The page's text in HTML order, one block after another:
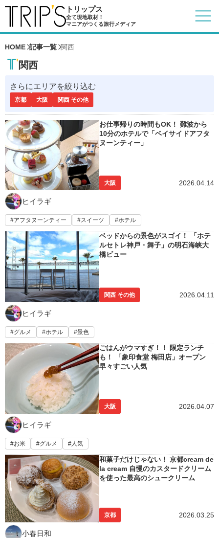
トリップス
全て現地取材！
マニアがつくる旅行メディア
HOME 記事一覧 関西
関西
さらにエリアを絞り込む
京都 大阪 関西 その他
お仕事帰りの時間もOK！ 難波から
10分のホテルで「ベイサイドアフタ
ヌーンティー」
大阪 2026.04.14
ヒイラギ
アフタヌーンティー スイーツ ホテル
ベッドからの景色がスゴイ！ 「ホテ
ルセトレ神戸・舞子」の明石海峡大
橋ビュー
関西 その他 2026.04.11
ヒイラギ
グルメ ホテル 景色
ごはんがウマすぎ！！ 限定ランチ
も！ 「象印食堂 梅田店」オープン
早々すごい人気
大阪 2026.04.07
ヒイラギ
お米 グルメ 人気
和菓子だけじゃない！ 京都cream de
la cream 自慢のカスタードクリーム
を使った最高のシュークリーム
京都 2026.03.25
小春日和